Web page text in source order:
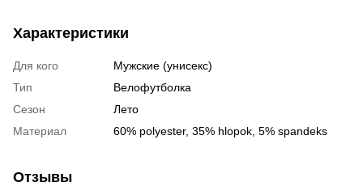
Характеристики
Для кого
Мужские (унисекс)
Тип
Велофутболка
Сезон
Лето
Материал
60% polyester, 35% hlopok, 5% spandeks
Отзывы